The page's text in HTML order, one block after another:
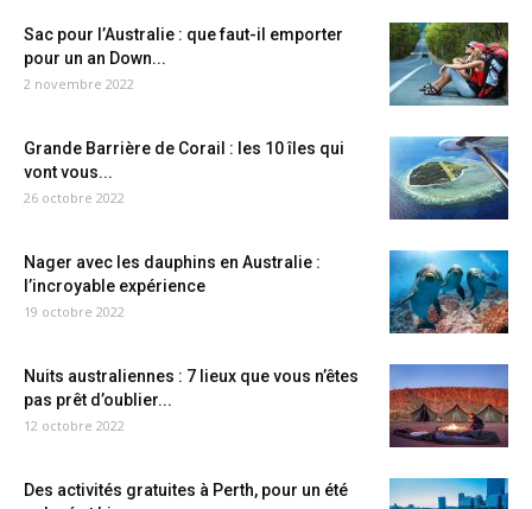
Sac pour l’Australie : que faut-il emporter
pour un an Down...
2 novembre 2022
Grande Barrière de Corail : les 10 îles qui
vont vous...
26 octobre 2022
Nager avec les dauphins en Australie :
l’incroyable expérience
19 octobre 2022
Nuits australiennes : 7 lieux que vous n’êtes
pas prêt d’oublier...
12 octobre 2022
Des activités gratuites à Perth, pour un été